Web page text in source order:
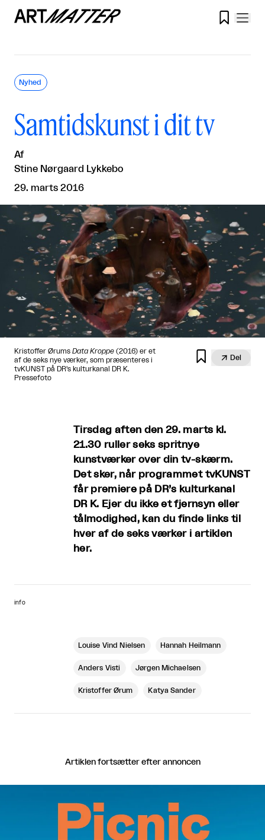

Samtidskunst i dit tv
Af
Stine Nørgaard Lykkebo
29. marts 2016
Nyhed
Kristoffer Ørums Data Kroppe (2016) er et
af de seks nye værker, som præsenteres i
tvKUNST på DR's kulturkanal DR K.
Pressefoto
  Del
Tirsdag aften den 29. marts kl.
21.30 ruller seks spritnye
kunstværker over din tv-skærm.
Det sker, når programmet tvKUNST
får premiere på DR’s kulturkanal
DR K. Ejer du ikke et fjernsyn eller
tålmodighed, kan du finde links til
hver af de seks værker i artiklen
her.
info
Louise Vind Nielsen Hannah Heilmann
Anders Visti Jørgen Michaelsen
Kristoffer Ørum Katya Sander
Artiklen fortsætter efter annoncen